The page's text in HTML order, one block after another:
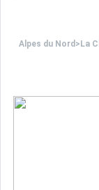
Alpes du Nord > La